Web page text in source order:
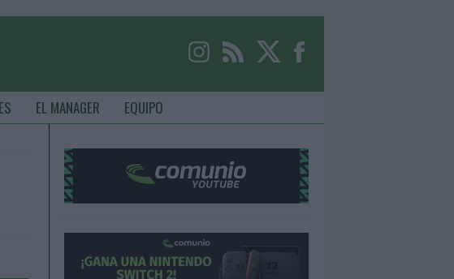
EL MANAGER EQUIPO